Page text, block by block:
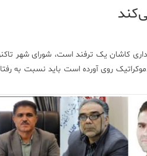
معرفی 5 نفر برای تصدی شهرداری کاشان یک ترفند
روی آورده است باید نسبت به